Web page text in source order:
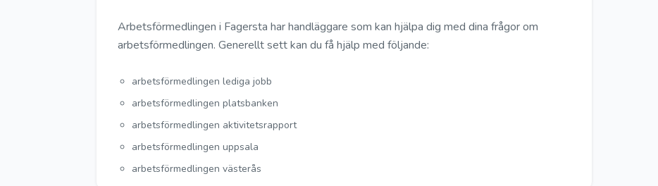
Arbetsförmedlingen i Fagersta har handläggare som kan hjälpa dig med dina frågor om
arbetsförmedlingen. Generellt sett kan du få hjälp med följande:
arbetsförmedlingen lediga jobb
arbetsförmedlingen platsbanken
arbetsförmedlingen aktivitetsrapport
arbetsförmedlingen uppsala
arbetsförmedlingen västerås